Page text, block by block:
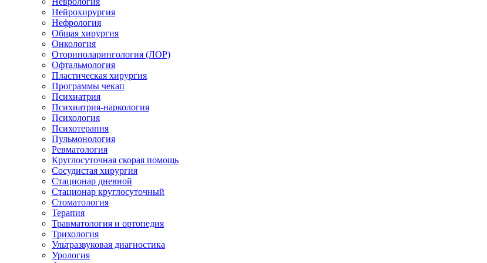
Нейрохирургия
Нефрология
Общая хирургия
Онкология
Оториноларингология (ЛОР)
Офтальмология
Пластическая хирургия
Программы чекап
Психиатрия
Психиатрия-наркология
Психология
Психотерапия
Пульмонология
Ревматология
Круглосуточная скорая помощь
Сосудистая хирургия
Стационар дневной
Стационар круглосуточный
Стоматология
Терапия
Травматология и ортопедия
Трихология
Ультразвуковая диагностика
Урология